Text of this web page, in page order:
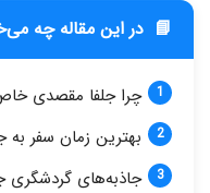
📘 در این مقاله چه
چرا جلفا مقصدی
بهترین زمان سفر به
جاذبه‌های گردشگری